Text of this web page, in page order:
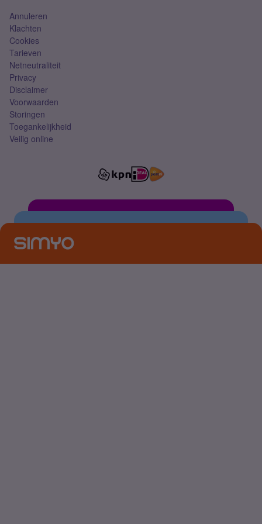
Annuleren
Klachten
Cookies
Tarieven
Netneutraliteit
Privacy
Disclaimer
Voorwaarden
Storingen
Toegankelijkheid
Veilig online